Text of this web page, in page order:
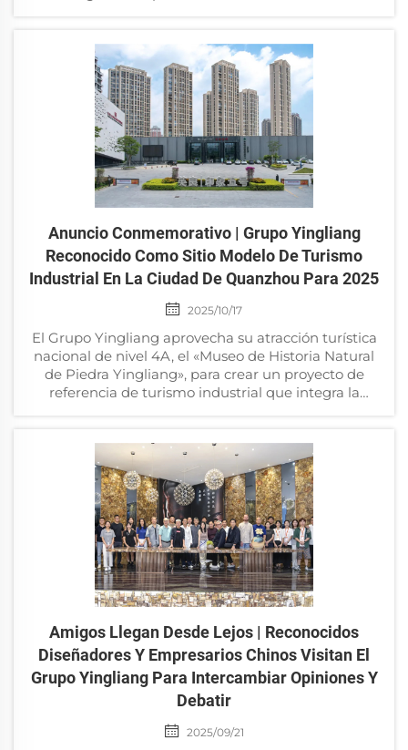
con el apoyo...
Anuncio Conmemorativo | Grupo Yingliang
Reconocido Como Sitio Modelo De Turismo
Industrial En La Ciudad De Quanzhou Para 2025
2025/10/17
El Grupo Yingliang aprovecha su atracción turística
nacional de nivel 4A, el «Museo de Historia Natural
de Piedra Yingliang», para crear un proyecto de
referencia de turismo industrial que integra la
Amigos Llegan Desde Lejos | Reconocidos
Diseñadores Y Empresarios Chinos Visitan El
Grupo Yingliang Para Intercambiar Opiniones Y
Debatir
2025/09/21